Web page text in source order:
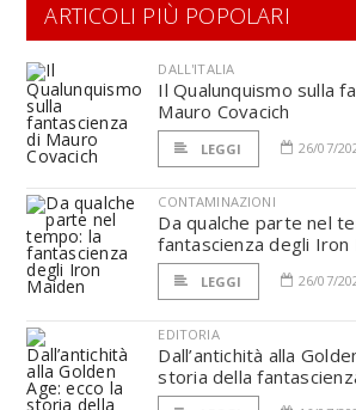
ARTICOLI PIÙ POPOLARI
DALL'ITALIA
Il Qualunquismo sulla
Mauro Covacich
LEGGI 26/07/
CONTAMINAZIONI
Da qualche parte nel
fantascienza degli Iron
LEGGI 26/07/
EDITORIA
Dall’antichità alla
storia della